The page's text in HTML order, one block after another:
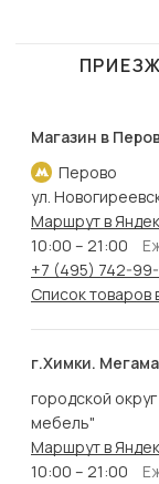
Магазин в
Перово
ул.
Маршрут в
10:00 – 21:00
+7 (495) 742-
Список товаров
г.Химки.
городской
мебель"
Маршрут в
10:00 – 21:00